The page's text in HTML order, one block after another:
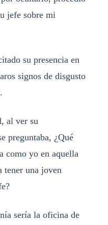
jefe sobre mi
su presencia en
signos de disgusto
al ver su
preguntaba, ¿Qué
como yo en aquella
tener una joven
sería la oficina de